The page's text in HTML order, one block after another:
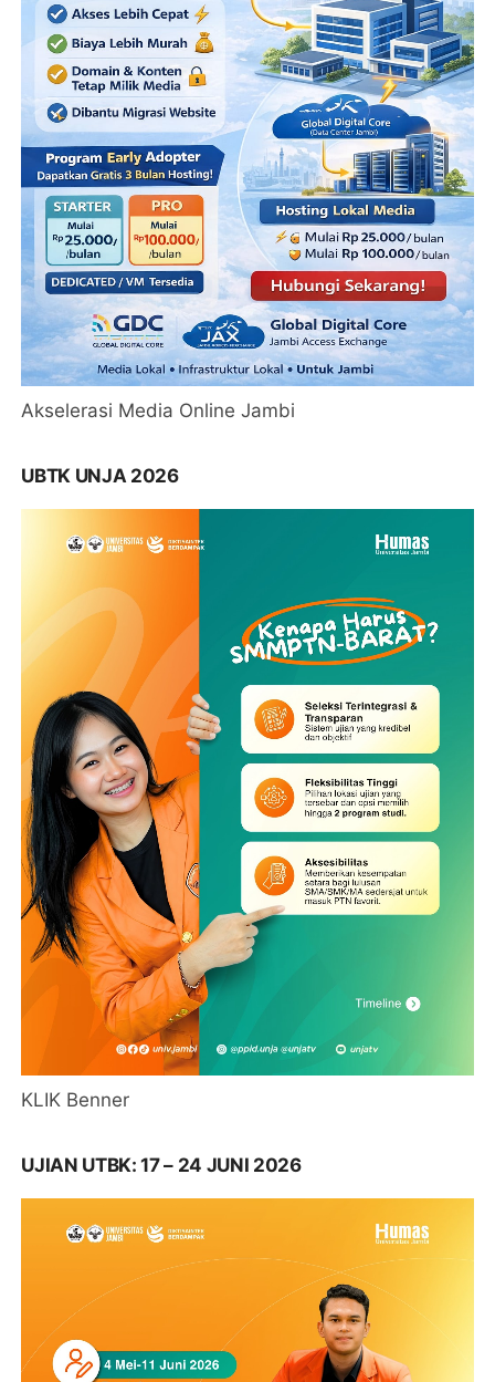
Akselerasi Media Online Jambi
UBTK UNJA 2026
KLIK Benner
UJIAN UTBK: 17 – 24 JUNI 2026